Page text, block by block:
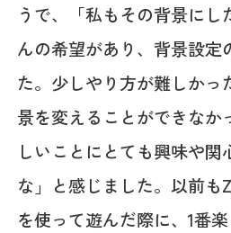
うで、「私もその背景にし
んの希望があり、背景設定
た。少しやり方が難しかっ
景を変えることができなか
しいことにとても興味や関
な」と感じました。以前も
を使って遊んだ際に、1番